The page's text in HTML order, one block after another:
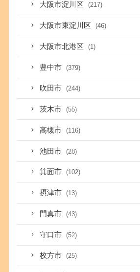
大阪市淀川区 (217)
大阪市東淀川区 (46)
大阪市北港区 (1)
豊中市 (379)
吹田市 (244)
茨木市 (55)
高槻市 (116)
池田市 (28)
箕面市 (102)
摂津市 (13)
門真市 (43)
守口市 (52)
枚方市 (25)